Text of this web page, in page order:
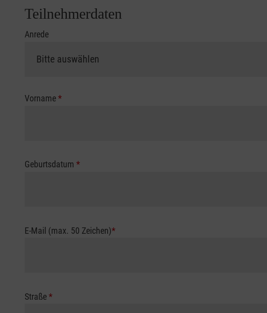
Teilnehmerdaten
Anrede
Vorname*
Geburtsdatum *
E-Mail (max. 50 Zeichen)*
Straße*